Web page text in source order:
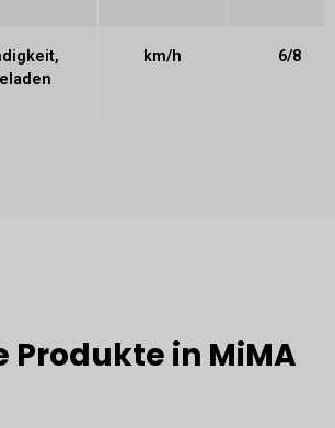
km/h 6/8
Produkte in MiMA